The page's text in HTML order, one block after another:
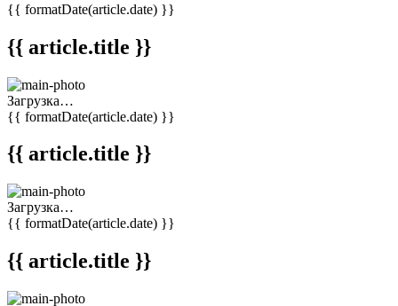
{{ formatDate(article.date) }}
{{ article.title }}
Загрузка…
{{ formatDate(article.date) }}
{{ article.title }}
Загрузка…
{{ formatDate(article.date) }}
{{ article.title }}